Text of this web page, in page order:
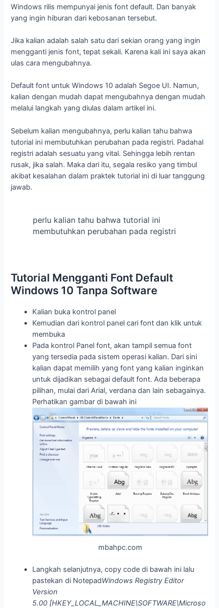
Windows rilis mempunyai jenis font default. Dan banyak
yang ingin hiburan dari kebosanan tersebut.
Jika kalian adalah salah satu dari sekian orang yang ingin
mengganti jenis font, tepat sekali. Karena kali ini saya akan
ulas cara mengubahnya.
Default font untuk Windows 10 adalah Segoe UI. Namun,
kalian dengan mudah dapat mengubahnya dengan mudah
melalui langkah yang diulas dalam artikel ini.
Sebelum kalian mengubahnya, perlu kalian tahu bahwa
tutorial ini membutuhkan perubahan pada registri. Padahal
registri adalah sesuatu yang vital. Sehingga lebih rentan
rusak, jika salah. Maka dari itu, segala resiko yang timbul
akibat kesalahan dalam praktek tutorial ini di luar tanggung
jawab.
perlu kalian tahu bahwa tutorial ini
membutuhkan perubahan pada registri
Tutorial Mengganti Font Default
Windows 10 Tanpa Software
Kalian buka kontrol panel
Kemudian dari kontrol panel cari font dan klik untuk
membuka
Pada kontrol Panel font, akan tampil semua font
yang tersedia pada sistem operasi kalian. Dari sini
kalian dapat memilih yang font yang kalian inginkan
untuk dijadikan sebagai default font. Ada beberapa
pilihan, mulai dari Arial, verdana dan lain sebagainya.
Perhatikan gambar di bawah ini
mbahpc.com
Langkah selanjutnya, copy code di bawah ini lalu
pastekan di NotepadWindows Registry Editor
Version
5.00 [HKEY_LOCAL_MACHINE\SOFTWARE\Microso